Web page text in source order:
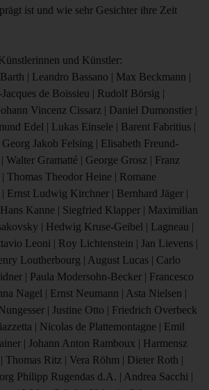
ist und wie sehr Gesichter ihre Zeit
und Künstler:
| Leandro Bassano | Max Beckmann |
de Boissieu | Rudolf Börsig |
Vincenz Cissarz | Daniel Dumonstier |
Edel | Lukas Einsele | Barent Fabritius |
Jakob Felsing | Elisabeth Freund-
Walter Gramatté | George Grosz | Franz
Thomas Theodor Heine | Romane
Ernst Ludwig Kirchner | Bernhard Jäger |
Kanne | Siegfried Klapper | Maximilian
| Hedwig Kruse-Geibel | Lagneau |
Leoni | Roy Lichtenstein | Jan Lievens |
Loutherbourg | August Lucas | Carlo
| Paula Modersohn-Becker | Francesco
Nagel | Ernst Neumann | Asta Nielsen |
| Justine Otto | Friedrich Overbeck
| Nicolas de Plattemontagne | Emil
| Johann Anton Ramboux | Harmensz
Thomas Ritz | Vera Röhm | Dieter Roth |
Philipp Rugendas d.A. | Andrea Sacchi |